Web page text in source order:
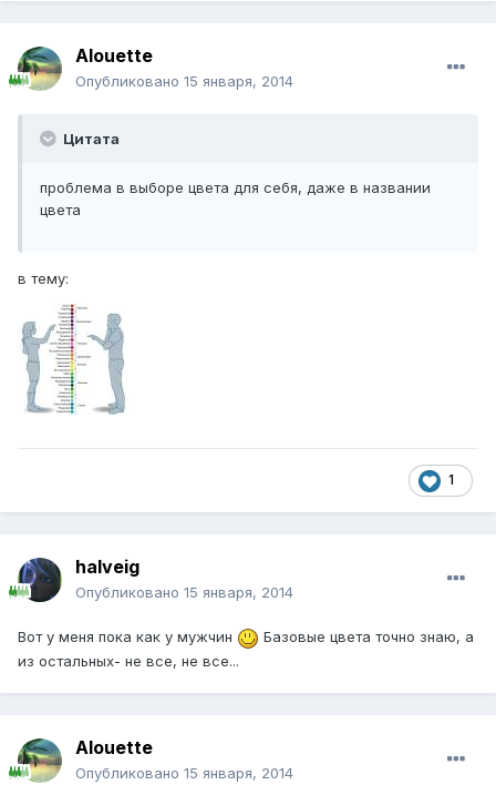
Alouette
Опубликовано 15 января, 2014
Цитата
проблема в выборе цвета для себя, даже в названии
цвета
в тему:
1
halveig
Опубликовано 15 января, 2014
Вот у меня пока как у мужчин
Базовые цвета точно знаю, а
из остальных- не все, не все...
Alouette
Опубликовано 15 января, 2014